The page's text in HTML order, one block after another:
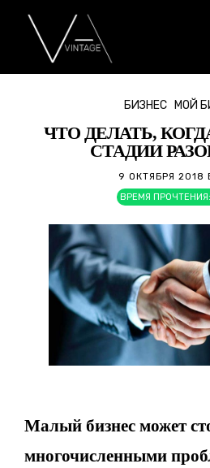
БИЗНЕС МОЙ
ЧТО ДЕЛАТЬ,
СТАДИИ
9 ОКТЯБРЯ 2018
ВРЕМЯ ПРОЧТЕНИЯ:
Малый бизнес может
многочисленными